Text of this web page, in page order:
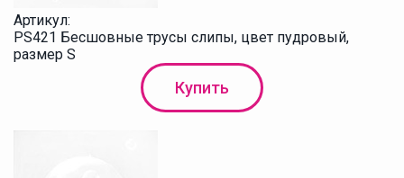
Артикул:
PS421 Бесшовные трусы слипы, цвет пудровый,
размер S
Купить